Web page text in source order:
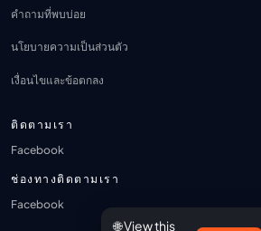
คำถามที่พบบ่อย
นโยบายความเป็นส่วนตัว
เงื่อนไขและข้อตกลง
ติดตามเรา
Facebook
ช่องทางติดตามเรา
Facebook
🌐 View this